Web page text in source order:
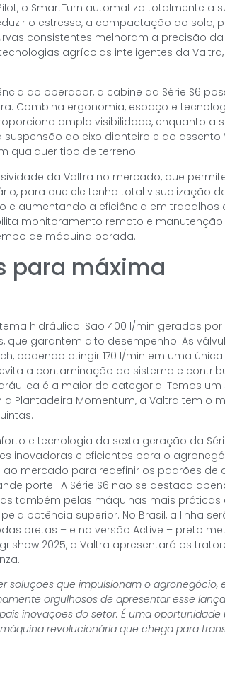
o SmartTurn automatiza totalmente a
o estresse, a compactação do solo,
consistentes melhoram a precisão da
agrícolas inteligentes da
ao operador, a cabine da Série S6
Combina ergonomia, espaço e
ampla visibilidade, enquanto a
do eixo dianteiro e do assento
qualquer tipo de terreno.
da Valtra no mercado, que
para que ele tenha total visualização
e aumentando a eficiência em trabalhos
monitoramento remoto e manutenção
de máquina parada.
para máxima
hidráulico. São 400 l/min gerados
garantem alto desempenho. As
podendo atingir 170 l/min em uma única
a contaminação do sistema e
é a maior da categoria. Temos um
Plantadeira Momentum, a Valtra tem o
e tecnologia da sexta geração da
inovadoras e eficientes para o
ao mercado para redefinir os padrões de
porte. A Série S6 não se destaca
também pelas máquinas mais práticas
potência superior. No Brasil, a linha
pretas – e na versão Active – preto
2025, a Valtra apresentará os
soluções que impulsionam o agronegócio,
orgulhosos de apresentar esse
inovações do setor. É uma
revolucionária que chega para